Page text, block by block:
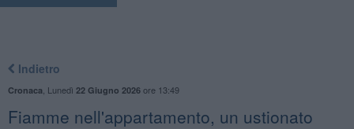
Indietro
Cronaca Lunedì 22 Giugno 2026ore 13:49
Fiamme nell'appartamento, un ustionato